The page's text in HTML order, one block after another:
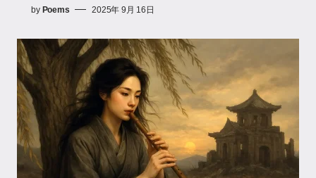
by Poems 2025年 9月 16日